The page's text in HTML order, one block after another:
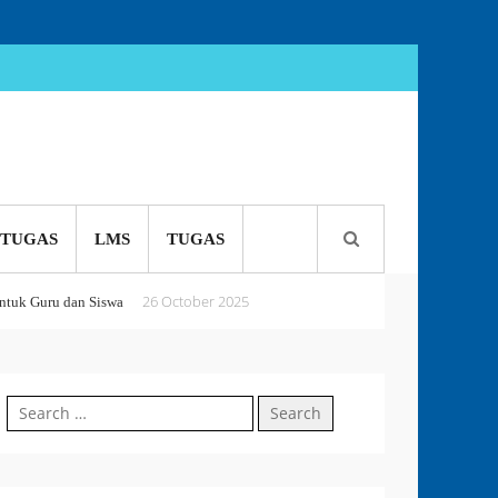
TUGAS LMS TUGAS
Guru dan Siswa 26 October 2025
18 September 2025
Search
for: